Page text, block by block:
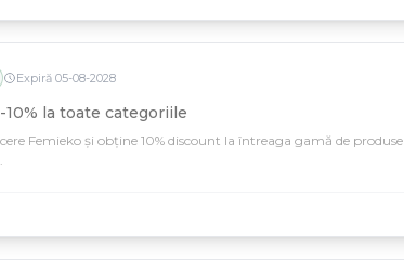
Expiră 05-08-2028
la toate categoriile
Femieko și obține 10% discount la întreaga gamă de produse